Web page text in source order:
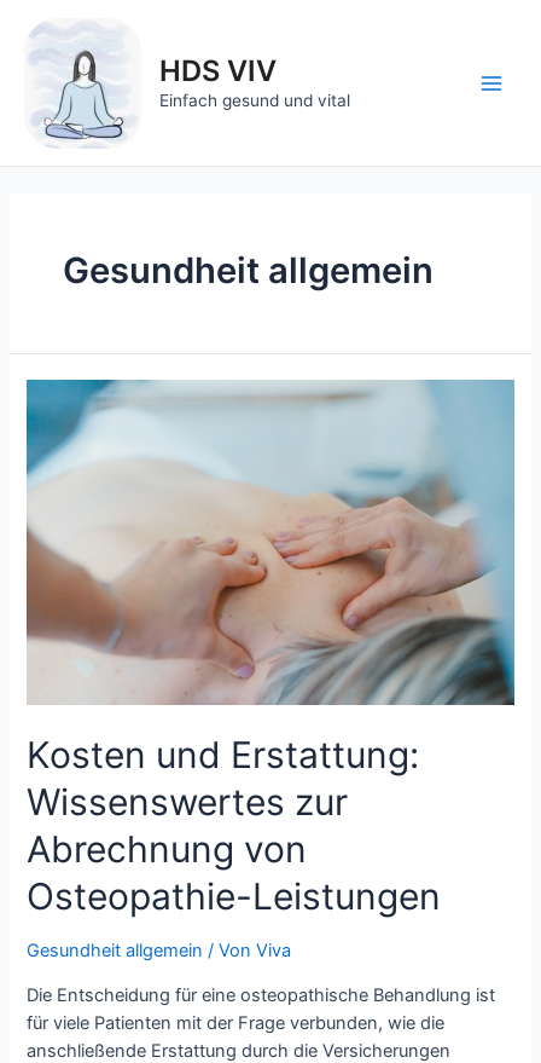
Inhalt
springen
HDS VIV
Einfach gesund und vital
Gesundheit allgemein
Kosten und Erstattung:
Wissenswertes zur
Abrechnung von
Osteopathie-Leistungen
Gesundheit allgemein / VonViva
Die Entscheidung für eine osteopathische Behandlung ist
für viele Patienten mit der Frage verbunden, wie die
anschließende Erstattung durch die Versicherungen